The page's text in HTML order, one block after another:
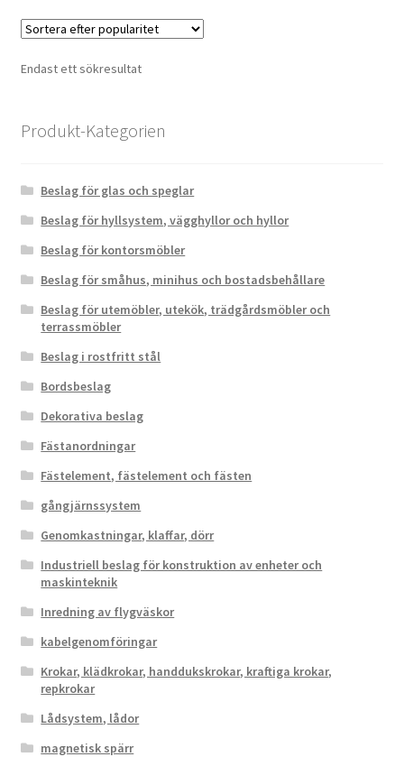
Endast ett sökresultat
Produkt-Kategorien
Beslag för glas och speglar
Beslag för hyllsystem, vägghyllor och hyllor
Beslag för kontorsmöbler
Beslag för småhus, minihus och bostadsbehållare
Beslag för utemöbler, utekök, trädgårdsmöbler och
terrassmöbler
Beslag i rostfritt stål
Bordsbeslag
Dekorativa beslag
Fästanordningar
Fästelement, fästelement och fästen
gångjärnssystem
Genomkastningar, klaffar, dörr
Industriell beslag för konstruktion av enheter och
maskinteknik
Inredning av flygväskor
kabelgenomföringar
Krokar, klädkrokar, handdukskrokar, kraftiga krokar,
repkrokar
Lådsystem, lådor
magnetisk spärr